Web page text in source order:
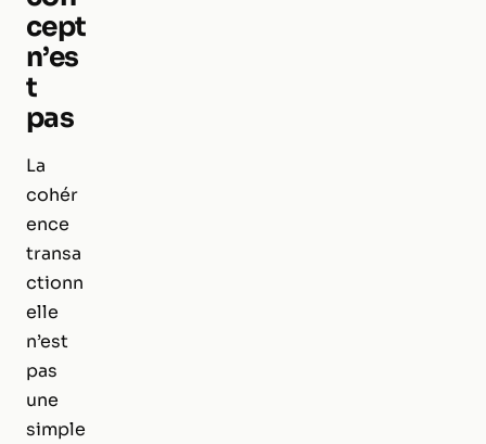
cept
n’es
t
pas
La
cohér
ence
transa
ctionn
elle
n’est
pas
une
simple